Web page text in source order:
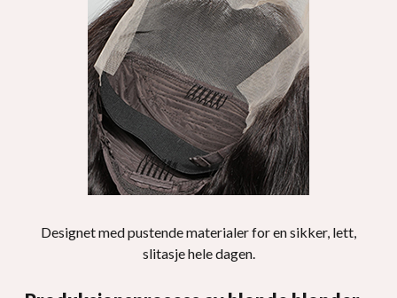
Designet med pustende materialer for en sikker, lett,
slitasje hele dagen.